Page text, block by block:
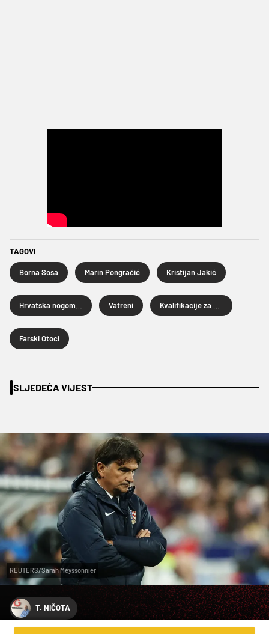
TAGOVI
Borna Sosa Marin Pongračić Kristijan Jakić
Vatreni
Farski Otoci
SLJEDEĆA VIJEST
REUTERS/Sarah Meyssonnier
T. NIČOTA